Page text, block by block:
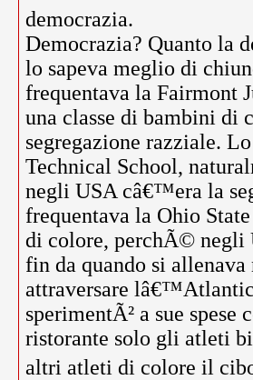
democrazia.
Democrazia? Quanto la
lo sapeva meglio di
frequentava la Fairmont
una classe di bambini
segregazione razziale.
Technical School,
negli USA câ€™era la
frequentava la Ohio
di colore, perchÃ© negli
fin da quando si
attraversare
sperimentÃ² a sue
ristorante solo gli atleti
altri atleti di colore il